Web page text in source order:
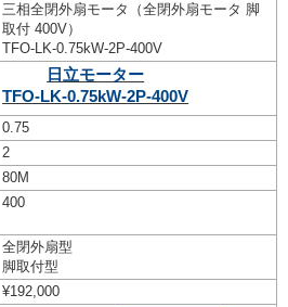
三相全閉外扇モータ（全閉外扇モータ 脚
取付 400V）
TFO-LK-0.75kW-2P-400V
日立モーター
TFO-LK-0.75kW-2P-400V
0.75
2
80M
400
全閉外扇型
脚取付型
¥192,000